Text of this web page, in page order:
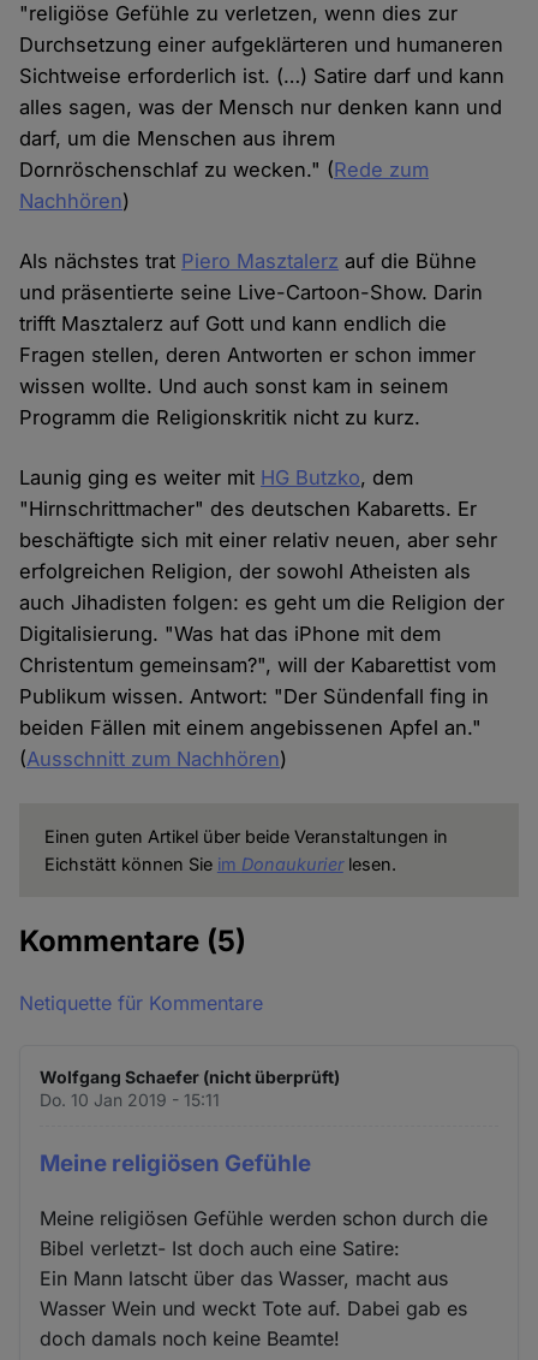
"religiöse Gefühle zu verletzen, wenn dies zur
Durchsetzung einer aufgeklärteren und humaneren
Sichtweise erforderlich ist. (…) Satire darf und kann
alles sagen, was der Mensch nur denken kann und
darf, um die Menschen aus ihrem
Dornröschenschlaf zu wecken." (Rede zum
Nachhören)
Als nächstes trat Piero Masztalerz auf die Bühne
und präsentierte seine Live-Cartoon-Show. Darin
trifft Masztalerz auf Gott und kann endlich die
Fragen stellen, deren Antworten er schon immer
wissen wollte. Und auch sonst kam in seinem
Programm die Religionskritik nicht zu kurz.
Launig ging es weiter mit HG Butzko, dem
"Hirnschrittmacher" des deutschen Kabaretts. Er
beschäftigte sich mit einer relativ neuen, aber sehr
erfolgreichen Religion, der sowohl Atheisten als
auch Jihadisten folgen: es geht um die Religion der
Digitalisierung. "Was hat das iPhone mit dem
Christentum gemeinsam?", will der Kabarettist vom
Publikum wissen. Antwort: "Der Sündenfall fing in
beiden Fällen mit einem angebissenen Apfel an."
(Ausschnitt zum Nachhören)
Einen guten Artikel über beide Veranstaltungen in
Eichstätt können Sie im Donaukurierlesen.
Kommentare (5)
Netiquette für Kommentare
Wolfgang Schaefer (nicht überprüft)
Do. 10 Jan 2019 - 15:11
Meine religiösen Gefühle
Meine religiösen Gefühle werden schon durch die
Bibel verletzt- Ist doch auch eine Satire:
Ein Mann latscht über das Wasser, macht aus
Wasser Wein und weckt Tote auf. Dabei gab es
doch damals noch keine Beamte!